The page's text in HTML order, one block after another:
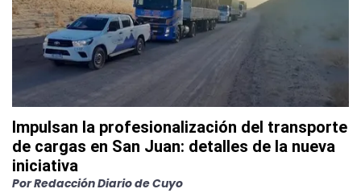
Impulsan la profesionalización del transporte
de cargas en San Juan: detalles de la nueva
iniciativa
PorRedacción Diario de Cuyo